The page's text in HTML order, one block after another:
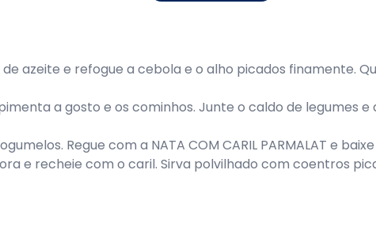
azeite e refogue a cebola e o alho picados finamente.
a gosto e os cominhos. Junte o caldo de legumes
Regue com a NATA COM CARIL PARMALAT e
e recheie com o caril. Sirva polvilhado com coentros